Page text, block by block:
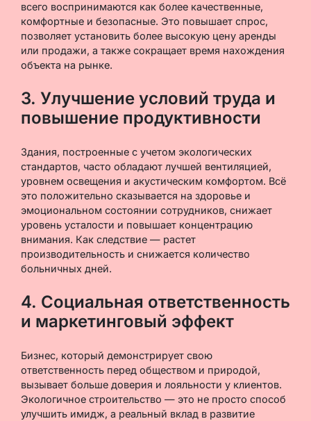
всего воспринимаются как более качественные,
комфортные и безопасные. Это повышает спрос,
позволяет установить более высокую цену аренды
или продажи, а также сокращает время нахождения
объекта на рынке.
3. Улучшение условий труда и
повышение продуктивности
Здания, построенные с учетом экологических
стандартов, часто обладают лучшей вентиляцией,
уровнем освещения и акустическим комфортом. Всё
это положительно сказывается на здоровье и
эмоциональном состоянии сотрудников, снижает
уровень усталости и повышает концентрацию
внимания. Как следствие — растет
производительность и снижается количество
больничных дней.
4. Социальная ответственность
и маркетинговый эффект
Бизнес, который демонстрирует свою
ответственность перед обществом и природой,
вызывает больше доверия и лояльности у клиентов.
Экологичное строительство — это не просто способ
улучшить имидж, а реальный вклад в развитие